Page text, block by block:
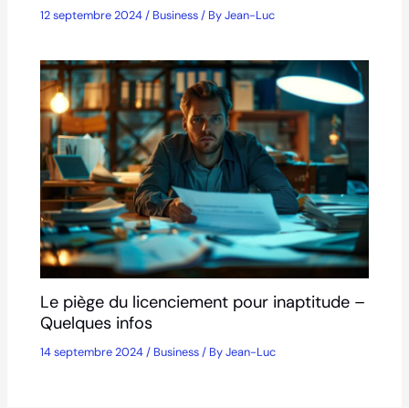
12 septembre 2024/ Business/ ByJean-Luc
Le piège du licenciement pour inaptitude –
Quelques infos
14 septembre 2024/ Business/ ByJean-Luc